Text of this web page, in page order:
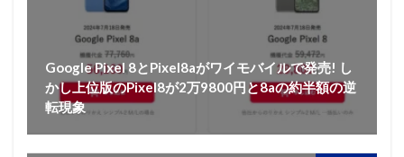
Google Pixel 8とPixel8aがワイモバイルで発売! し
かし上位版のPixel8が2万9800円と8aの約半額の逆
転現象